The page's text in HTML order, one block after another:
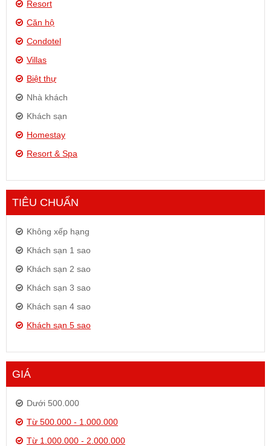
Resort
Căn hộ
Condotel
Villas
Biệt thự
Nhà khách
Khách sạn
Homestay
Resort & Spa
TIÊU CHUẨN
Không xếp hạng
Khách sạn 1 sao
Khách sạn 2 sao
Khách sạn 3 sao
Khách sạn 4 sao
Khách sạn 5 sao
GIÁ
Dưới 500.000
Từ 500.000 - 1.000.000
Từ 1.000.000 - 2.000.000